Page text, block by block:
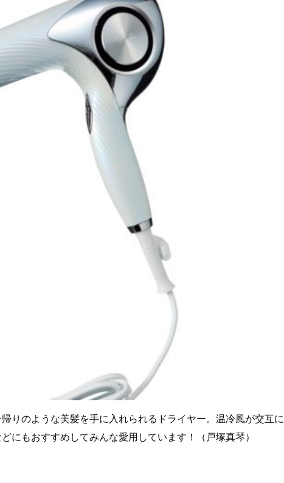
りのような美髪を手に入れられるドライヤー。温冷風が交互に
にもおすすめしてみんな愛用しています！（戸塚真琴）